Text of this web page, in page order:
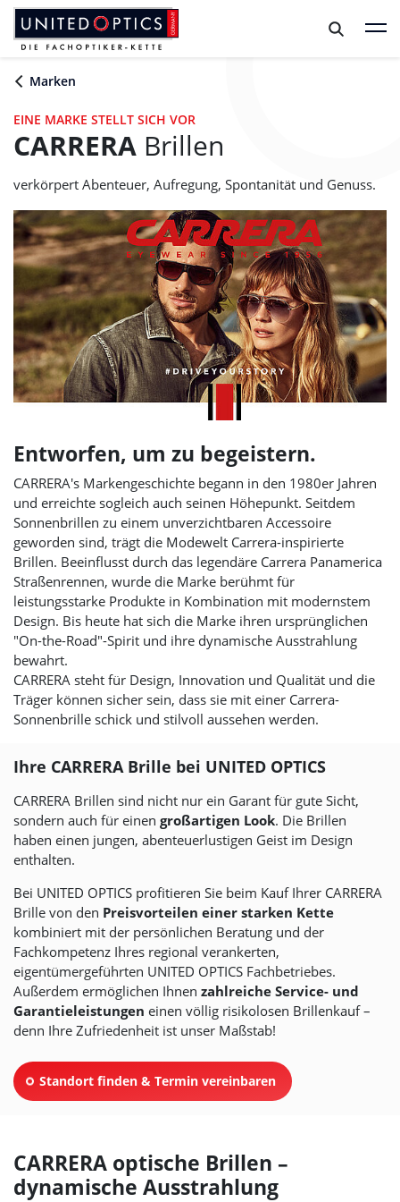
Zum Hauptinhalt springen
Zum Footer springen
Marken
EINE MARKE STELLT SICH VOR
CARRERA Brillen
verkörpert Abenteuer, Aufregung, Spontanität und Genuss.
Entworfen, um zu begeistern.
CARRERA's Markengeschichte begann in den 1980er Jahren
und erreichte sogleich auch seinen Höhepunkt. Seitdem
Sonnenbrillen zu einem unverzichtbaren Accessoire
geworden sind, trägt die Modewelt Carrera-inspirierte
Brillen. Beeinflusst durch das legendäre Carrera Panamerica
Straßenrennen, wurde die Marke berühmt für
leistungsstarke Produkte in Kombination mit modernstem
Design. Bis heute hat sich die Marke ihren ursprünglichen
"On-the-Road"-Spirit und ihre dynamische Ausstrahlung
bewahrt.
CARRERA steht für Design, Innovation und Qualität und die
Träger können sicher sein, dass sie mit einer Carrera-
Sonnenbrille schick und stilvoll aussehen werden.
Ihre CARRERA Brille bei UNITED OPTICS
CARRERA Brillen sind nicht nur ein Garant für gute Sicht,
sondern auch für einen großartigen Look. Die Brillen
haben einen jungen, abenteuerlustigen Geist im Design
enthalten.
Bei UNITED OPTICS profitieren Sie beim Kauf Ihrer CARRERA
Brille von den Preisvorteilen einer starken Kette
kombiniert mit der persönlichen Beratung und der
Fachkompetenz Ihres regional verankerten,
eigentümergeführten UNITED OPTICS Fachbetriebes.
Außerdem ermöglichen Ihnen zahlreiche Service- und
Garantieleistungen einen völlig risikolosen Brillenkauf –
denn Ihre Zufriedenheit ist unser Maßstab!
Standort finden & Termin vereinbaren
CARRERA optische Brillen –
dynamische Ausstrahlung